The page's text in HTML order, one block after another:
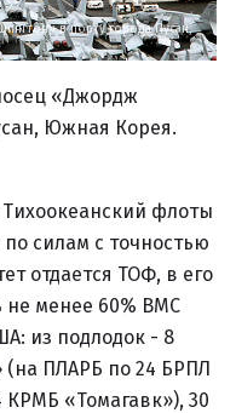
в порту города Пусан,
«Джордж
Южная Корея.
флоты
силам с точностью
отдается ТОФ, в его
не менее 60% ВМС
из подлодок - 8
(на ПЛАРБ по 24 БРПЛ
«Томагавк»), 30